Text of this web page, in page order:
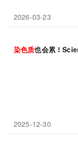
2026-03-23
染色质也会累！
2025-12-30